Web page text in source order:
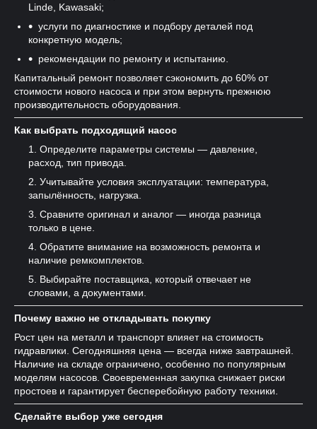
Linde, Kawasaki;
услуги по диагностике и подбору деталей под
конкретную модель;
рекомендации по ремонту и испытанию.
Капитальный ремонт позволяет сэкономить до 60% от
стоимости нового насоса и при этом вернуть прежнюю
производительность оборудования.
Как выбрать подходящий насос
Определите параметры системы — давление,
расход, тип привода.
Учитывайте условия эксплуатации: температура,
запылённость, нагрузка.
Сравните оригинал и аналог — иногда разница
только в цене.
Обратите внимание на возможность ремонта и
наличие ремкомплектов.
Выбирайте поставщика, который отвечает не
словами, а документами.
Почему важно не откладывать покупку
Рост цен на металл и транспорт влияет на стоимость
гидравлики. Сегодняшняя цена — всегда ниже завтрашней.
Наличие на складе ограничено, особенно по популярным
моделям насосов. Своевременная закупка снижает риски
простоев и гарантирует бесперебойную работу техники.
Сделайте выбор уже сегодня